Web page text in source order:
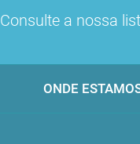
Consulte a nossa
ONDE